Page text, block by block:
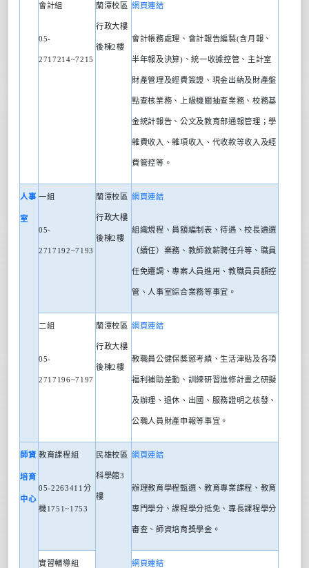
會計組
05-
2717214~7215
蘭潭校區
行政大樓
後棟2樓
網頁連結
會計帳務處理、會計報告編製(含月報、
半年報及決算) 、統一收據控管、主計室
財產管理及經費簽證、現金出納及財產盤
點查核業務、上級機關抽查業務、校務基
金統計報告、公文及教育部通報管理；學
雜費收入、雜項收入、代收款等收入及經
費管控等。
人事
室
一組
05-
2717192~7193
蘭潭校區
行政大樓
後棟2樓
網頁連結
組織規程、員額編制表、待遇、校長遴選
（續任）業務、教師敘薪聘任升等、職員
任免遷調、專案人員進用、教職員員額控
管、人事室綜合業務等事宜。
二組
05-
2717196~7197
蘭潭校區
行政大樓
後棟2樓
網頁連結
教職員公健保獎懲考績、生活津貼及各項
福利補助差勤、訓練研習進修計畫之研擬
及辦理、退休、出國、服務證明之核發、
公職人員財產申報等事宜。
師資
培育
中心
教育課程組
05-2263411 分
機1751~1753
民雄校區
科學館3
樓
網頁連結
辦理教育學程甄選、教育專業課程、教育
專門學分、課程學分抵免、專長課程學分
審查、師資培育獎學金。
實習輔導組 網頁連結